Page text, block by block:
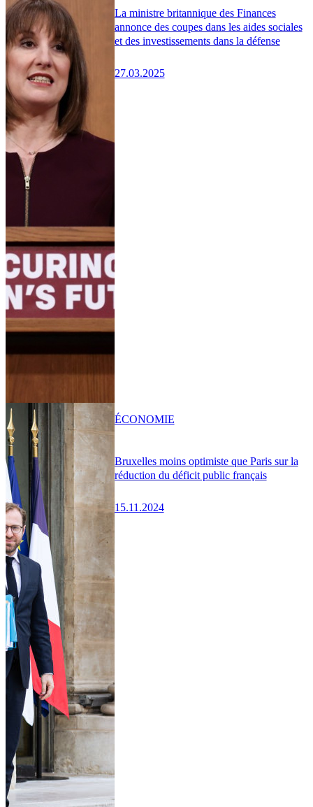
La ministre britannique des Finances
annonce des coupes dans les aides sociales
et des investissements dans la défense
27.03.2025
Bruxelles moins optimiste que Paris sur la
réduction du déficit public français
15.11.2024
ÉCONOMIE